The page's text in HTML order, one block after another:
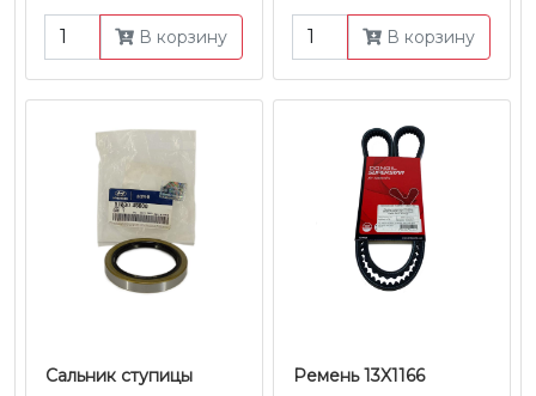
В корзину В корзину
Сальник ступицы
Ремень 13X1166